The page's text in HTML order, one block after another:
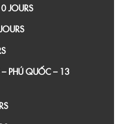
JOURS
– PHÚ QUỐC – 13